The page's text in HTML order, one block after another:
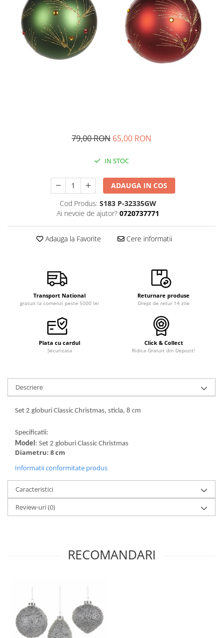
79,00 RON 65,00 RON
IN STOC
ADAUGA IN COS
Cod Produs: S183 P-32335GW
Ai nevoie de ajutor? 0720737771
Adauga la Favorite Cere informatii
Transport National
gratuit la comenzi peste 5000 lei
Returnare produse
Drept de retur 14 zile
Plata cu cardul
Securizata
Click & Collect
Ridica Gratuit din Depozit!
Descriere
Set 2 globuri Classic Christmas, sticla, 8 cm
Specificatii:
Model: Set 2 globuri Classic Christmas
Diametru: 8 cm
Informatii conformitate produs
Caracteristici
Review-uri(0)
RECOMANDARI